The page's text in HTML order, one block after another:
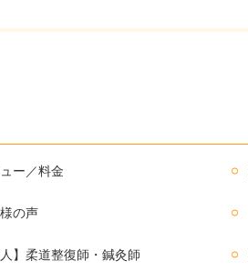
ー／料金
の声
人】柔道整復師・鍼灸師